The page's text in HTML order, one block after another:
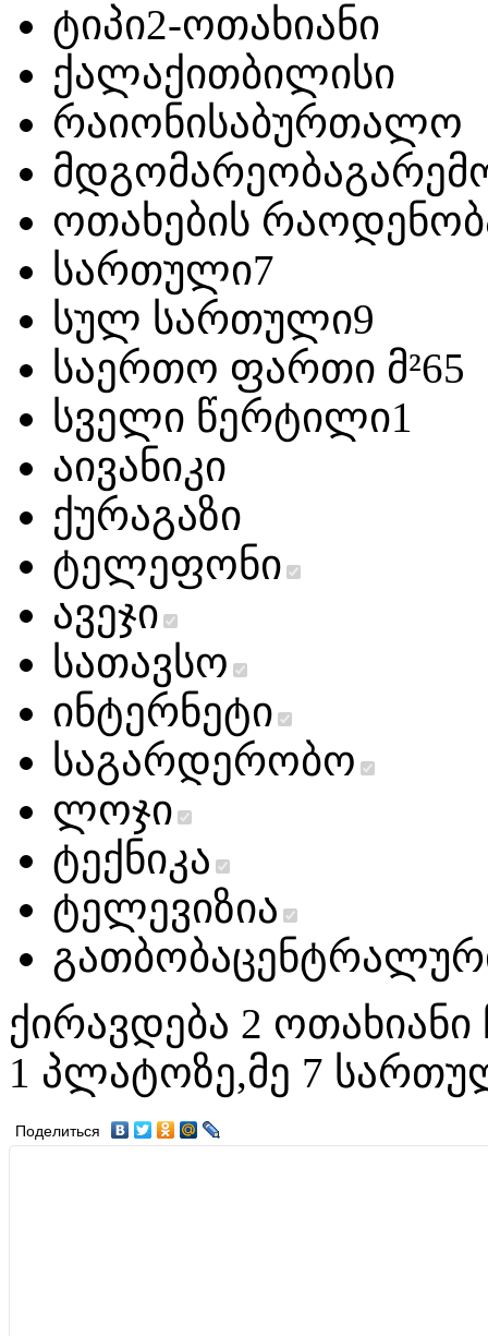
ტიპი2-ოთახიანი
ქალაქითბილისი
რაიონისაბურთალო
მდგომარეობა
ოთახების
სართული7
სულ სართული9
საერთო ფართი მ²65
სველი წერტილი1
აივანიკი
ქურაგაზი
ტელეფონი
ავეჯი
სათავსო
ინტერნეტი
საგარდერობო
ლოჯი
ტექნიკა
ტელევიზია
გათბობა
ქირავდება 2 ოთახიანი
1 პლატოზე,მე 7
Поделиться